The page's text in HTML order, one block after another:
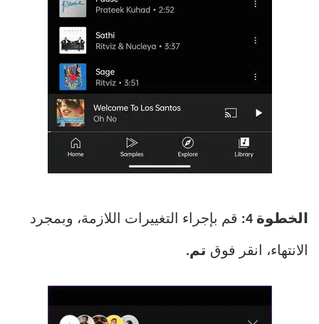
الخطوة 4: قم بإجراء التغييرات اللازمة، وبمجرد
الانتهاء، انقر فوق تم.